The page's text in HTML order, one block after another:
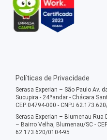
Políticas de Privacidade
Serasa Experian – São Paulo Av.
Sucupira - 24ºandar - Chácara
CEP:04794-000 - CNPJ
Serasa Experian – Blumenau Rua
– Bairro Velha, Blumenau/SC -
62.173.620/0104-95